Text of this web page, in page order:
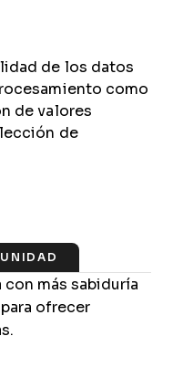
de los datos
como
de valores
de
con más sabiduría
ofrecer